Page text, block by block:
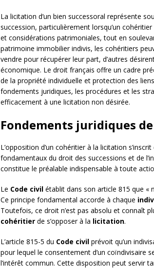
La licitation d’un bien successoral représente
succession, particulièrement lorsqu’un
et considérations patrimoniales, tout en
patrimoine immobilier indivis, les cohéritiers
vendre pour récupérer leur part, d’autres
économique. Le droit français offre un cadre
de la propriété individuelle et protection des
fondements juridiques, les procédures et les
efficacement à une licitation non désirée.
Fondements juridiques
L’opposition d’un cohéritier à la licitation
fondamentaux du droit des successions et de
constitue le préalable indispensable à toute
Le Code civilétablit dans son article 815 que «
Ce principe fondamental accorde à chaque
Toutefois, ce droit n’est pas absolu et connaît
cohéritierde s’opposer à la licitation.
L’article 815-5 du Code civilprévoit qu’un
pour lequel le consentement d’un coïndivisaire
l’intérêt commun. Cette disposition peut servir